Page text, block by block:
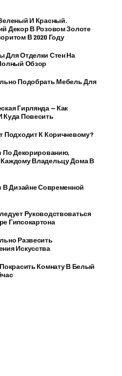
И Красный.
Декор В Розовом Золоте
В 2020 Году
Для Отделки Стен На
Обзор
Подобрать Мебель Для
Гирлянда — Как
Куда Повесить
Подходит К Коричневому?
По Декорированию,
Владельцу Дома В
В Дизайне Современной
Руководствоваться
Гипсокартона
Развесить
Искусства
Комнату В Белый